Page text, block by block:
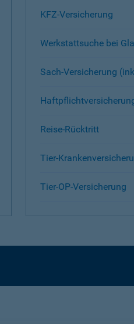
KFZ-Versicherung
Werkstattsuche bei
Sach-Versicherung
Reise-Rücktritt
Tier-
Tier-OP-Versicherung